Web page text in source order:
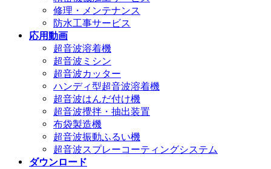
修理・メンテナンス
防水工事サービス
応用動画
超音波溶着機
超音波ミシン
超音波カッター
ハンディ型超音波溶着機
超音波はんだ付け機
超音波攪拌・抽出装置
布袋製造機
超音波振動ふるい機
超音波スプレーコーティングシステム
ダウンロード